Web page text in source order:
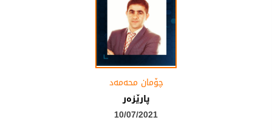
چۆمان محه‌مه‌د
پارێزەر
10/07/2021